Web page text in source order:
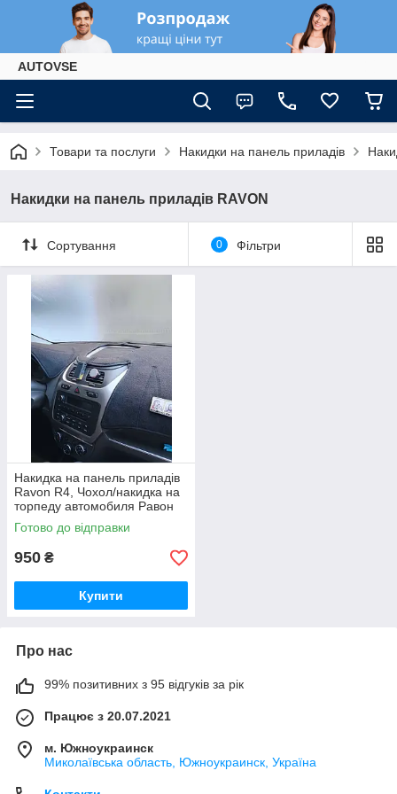
AUTOVSE
Товари та послуги Накидки на панель приладів
Накидки на панель приладів RAVON
Сортування 0 Фільтри
Накидка на панель приладів
Ravon R4, Чохол/накидка на
торпеду автомобиля Равон
R4
Готово до відправки
950 ₴
Купити
Про нас
99% позитивних з 95 відгуків за рік
Працює з 20.07.2021
м. Южноукраинск
Миколаївська область, Южноукраинск, Україна